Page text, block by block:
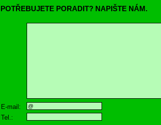
POTŘEBUJETE PORADIT? NAPIŠTE NÁM.
E-mail:
Tel.: